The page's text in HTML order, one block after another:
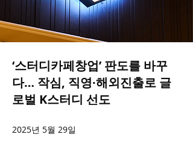
‘스터디카페창업’ 판도를 바꾸
다… 작심, 직영·해외진출로 글
로벌 K스터디 선도
2025년 5월 29일